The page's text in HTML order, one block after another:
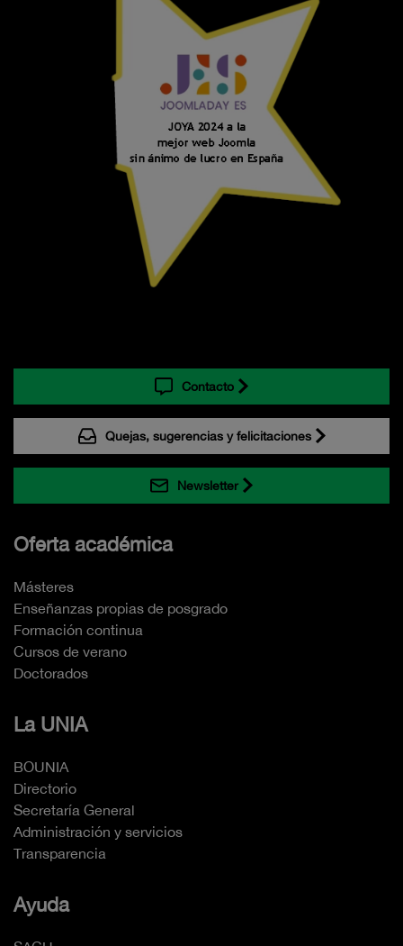
Contacto
Quejas, sugerencias y felicitaciones
Newsletter
Oferta académica
Másteres
Enseñanzas propias de posgrado
Formación continua
Cursos de verano
Doctorados
La UNIA
BOUNIA
Directorio
Secretaría General
Administración y servicios
Transparencia
Ayuda